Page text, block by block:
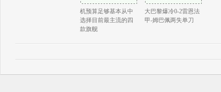
机预算足够基本从中
选择目前最主流的四
款旗舰
大巴黎爆冷0-2雷恩法
甲-姆巴佩两失单刀